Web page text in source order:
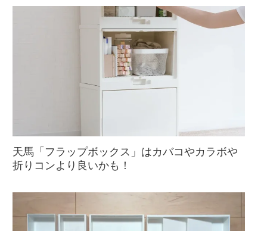
天馬「フラップボックス」はカバコやカラボや
折りコンより良いかも！